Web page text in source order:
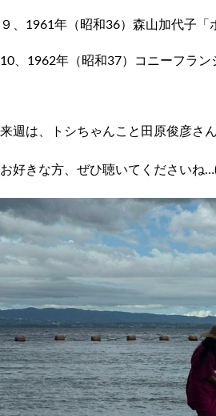
９、1961年（昭和36）森山加代子「
10、1962年（昭和37）コニーフラン
来週は、トシちゃんこと田原俊彦さ
お好きな方、ぜひ聴いてくださいね